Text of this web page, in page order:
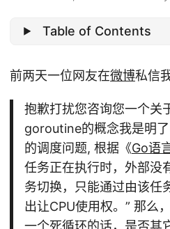
Table of Contents
前两天一位网友在微博私信
抱歉打扰您咨询您一个关
goroutine的概念我是明
的调度问题, 根据《Go语
任务正在执行时，外部没
务切换，只能通过由该任
出让CPU使用权。” 那么
一个死循环的话，是否